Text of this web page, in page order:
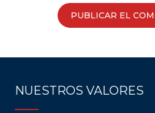
NUESTROS VALORES